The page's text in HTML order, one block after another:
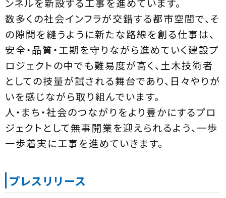
ンネルを新設する工事を進めています。
数多くの社会インフラが交錯する都市空間で、そ
の隙間を縫うように新たな路線を創る仕事は、
安全・品質・工期を守りながら進めていく建設プ
ロジェクトの中でも難易度が高く、土木技術者
としての技量が試される舞台であり、日々やりが
いを感じながら取り組んでいます。
人・まち・社会のつながりをより豊かにするプロ
ジェクトとして無事開業を迎えられるよう、一歩
一歩着実に工事を進めていきます。
プレスリリース